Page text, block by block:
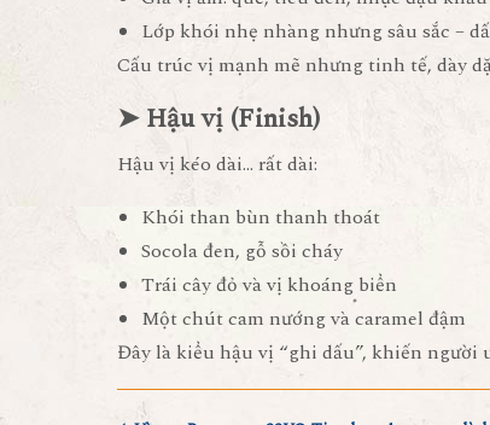
Lớp khói nhẹ nhàng nhưng sâu sắc –
Cấu trúc vị mạnh mẽ nhưng tinh tế, dày
➤ Hậu vị (Finish)
Hậu vị kéo dài… rất dài:
Khói than bùn thanh thoát
Socola đen, gỗ sồi cháy
Trái cây đỏ và vị khoáng biển
Một chút cam nướng và caramel đậm
Đây là kiểu hậu vị “ghi dấu”, khiến